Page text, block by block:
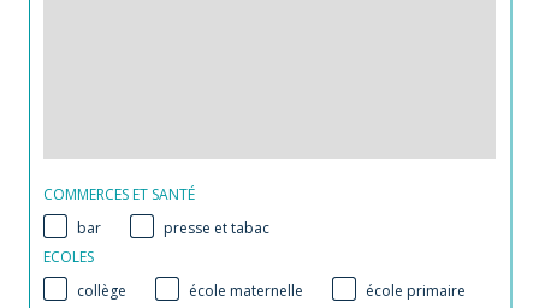
COMMERCES ET SANTÉ
bar
presse et tabac
ECOLES
collège
école maternelle
école primaire